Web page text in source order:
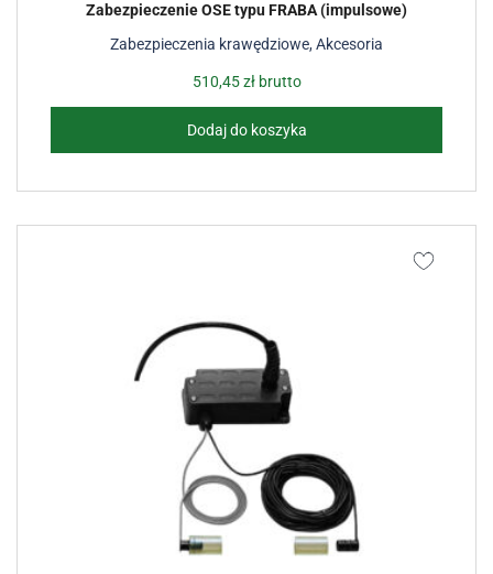
Zabezpieczenia krawędziowe,Akcesoria
Zabezpieczenie OSE typu FRABA (impulsowe)
510,45złbrutto
Dodaj do koszyka